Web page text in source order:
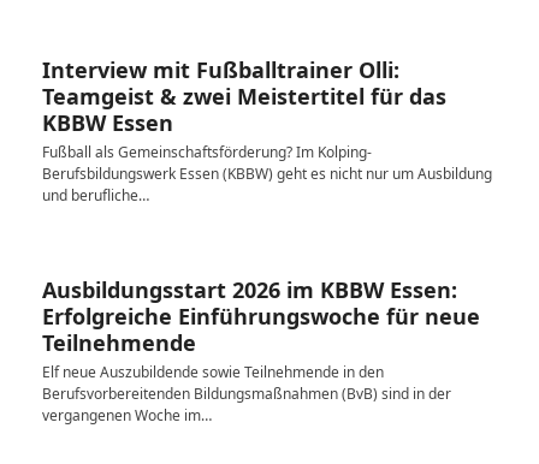
Interview mit Fußballtrainer Olli:
Teamgeist & zwei Meistertitel für das
KBBW Essen
Fußball als Gemeinschaftsförderung? Im Kolping-
Berufsbildungswerk Essen (KBBW) geht es nicht nur um Ausbildung
und berufliche…
Ausbildungsstart 2026 im KBBW Essen:
Erfolgreiche Einführungswoche für neue
Teilnehmende
Elf neue Auszubildende sowie Teilnehmende in den
Berufsvorbereitenden Bildungsmaßnahmen (BvB) sind in der
vergangenen Woche im…